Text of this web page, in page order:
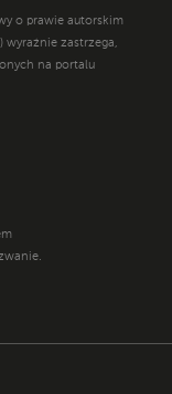
o prawie autorskim
wyraźnie zastrzega,
na portalu